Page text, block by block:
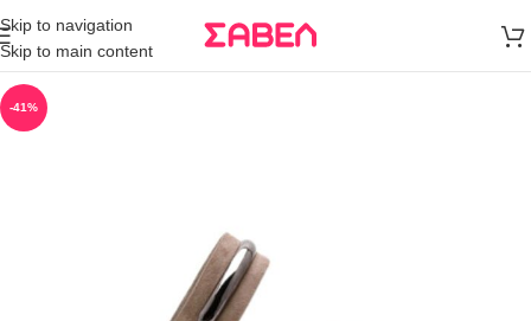
Skip to navigation
Skip to main content
άνω των 80€
Παραγγελία
-41%